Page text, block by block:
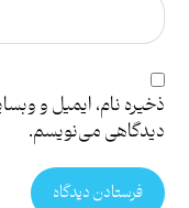
ذخیره نام، ایمیل و
دیدگاهی می‌نویسم.
فرستادن دیدگاه